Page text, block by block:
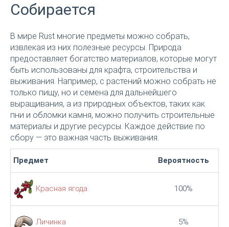
Собирается
В мире Rust многие предметы можно собрать,
извлекая из них полезные ресурсы. Природа
предоставляет богатство материалов, которые могут
быть использованы для крафта, строительства и
выживания. Например, с растений можно собрать не
только пищу, но и семена для дальнейшего
выращивания, а из природных объектов, таких как
пни и обломки камня, можно получить строительные
материалы и другие ресурсы. Каждое действие по
сбору — это важная часть выживания.
Предмет Вероятность
Красная ягода 100%
Личинка 5%